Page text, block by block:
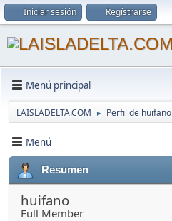
Iniciar sesión Regístrarse
Menú principal
LAISLADELTA.COM ► Perfil de huifano
Menú
Resumen
huifano
Full Member